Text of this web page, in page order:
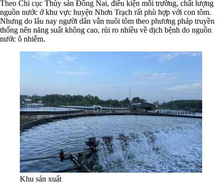
Theo Chi cục Thủy sản Đồng Nai, điều kiện môi trường, chất lượng
nguồn nước ở khu vực huyện Nhơn Trạch rất phù hợp với con tôm.
Nhưng do lâu nay người dân vẫn nuôi tôm theo phương pháp truyền
thống nên năng suất không cao, rủi ro nhiều về dịch bệnh do nguồn
nước ô nhiễm.
Khu sản xuất